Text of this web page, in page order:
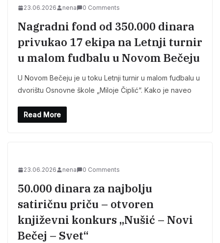
23.06.2026 nena 0 Comments
Nagradni fond od 350.000 dinara
privukao 17 ekipa na Letnji turnir
u malom fudbalu u Novom Bečeju
U Novom Bečeju je u toku Letnji turnir u malom fudbalu u
dvorištu Osnovne škole „Miloje Čiplić“. Kako je naveo
Read More
23.06.2026 nena 0 Comments
50.000 dinara za najbolju
satiričnu priču – otvoren
književni konkurs „Nušić – Novi
Bečej – Svet“